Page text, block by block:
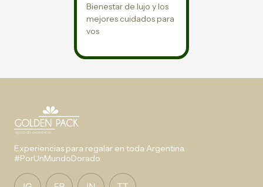
Bienestar de lujo y los
mejores cuidados para
vos
Experiencias para regalar en toda Argentina.
#PorUnMundoDorado